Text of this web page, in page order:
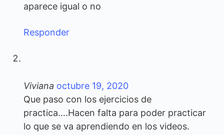
aparece igual o no
Responder
Viviana octubre 19, 2020
Que paso con los ejercicios de
practica….Hacen falta para poder practicar
lo que se va aprendiendo en los videos.